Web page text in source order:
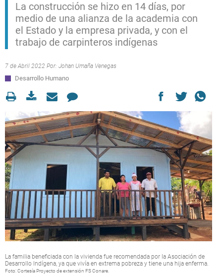
La construcción se hizo en 14 días, por
medio de una alianza de la academia con
el Estado y la empresa privada, y con el
trabajo de carpinteros indígenas
7 de Abril 2022 Por: Johan Umaña Venegas
Desarrollo Humano
La familia beneficiada con la vivienda fue recomendada por la Asociación de
Desarrollo Indígena, ya que vivía en extrema pobreza y tiene una hija enferma.
Foto: Cortesía Proyecto de extensión FS Conare.